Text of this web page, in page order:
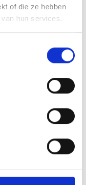
of die ze hebben
hun services.
met familie en
Van losse notities
zult versteld
reisboek dat